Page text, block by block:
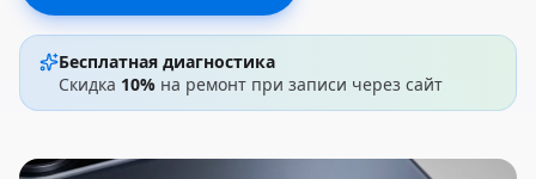
Бесплатная диагностика
Скидка 10% на ремонт при записи через сайт